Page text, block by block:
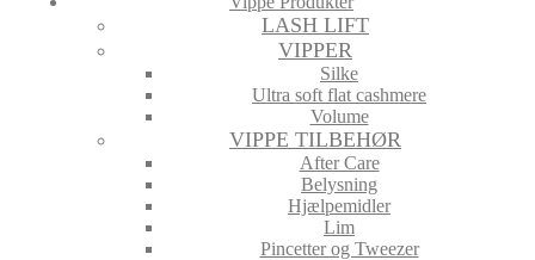
LASH LIFT
VIPPER
Silke
Ultra soft flat cashmere
Volume
VIPPE TILBEHØR
After Care
Belysning
Hjælpemidler
Lim
Pincetter og Tweezer